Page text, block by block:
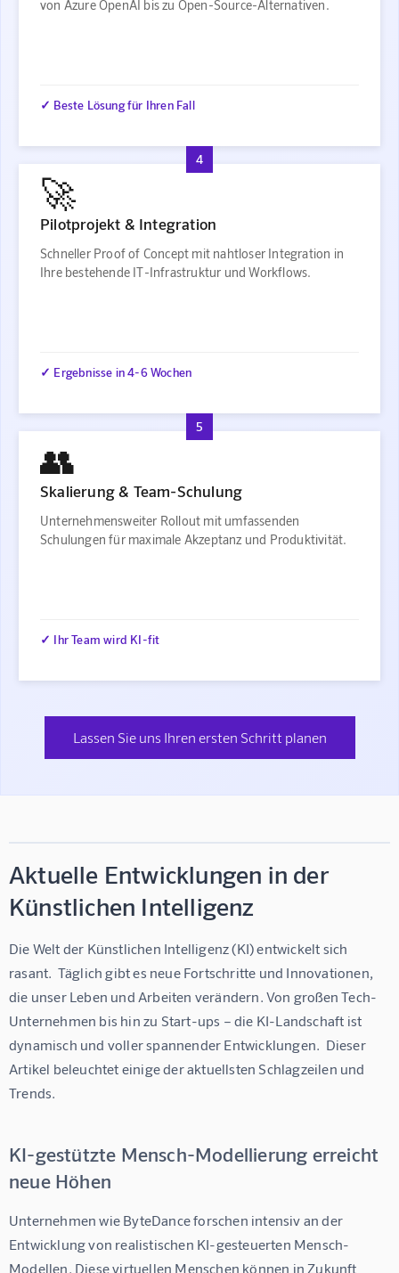
von Azure OpenAI bis zu Open-Source-Alternativen.
✓ Beste Lösung für Ihren Fall
4
🚀
Pilotprojekt & Integration
Schneller Proof of Concept mit nahtloser Integration in
Ihre bestehende IT-Infrastruktur und Workflows.
✓ Ergebnisse in 4-6 Wochen
5
👥
Skalierung & Team-Schulung
Unternehmensweiter Rollout mit umfassenden
Schulungen für maximale Akzeptanz und Produktivität.
✓ Ihr Team wird KI-fit
Lassen Sie uns Ihren ersten Schritt planen
Aktuelle Entwicklungen in der
Künstlichen Intelligenz
Die Welt der Künstlichen Intelligenz (KI) entwickelt sich
rasant.  Täglich gibt es neue Fortschritte und Innovationen,
die unser Leben und Arbeiten verändern. Von großen Tech-
Unternehmen bis hin zu Start-ups – die KI-Landschaft ist
dynamisch und voller spannender Entwicklungen.  Dieser
Artikel beleuchtet einige der aktuellsten Schlagzeilen und
Trends.
KI-gestützte Mensch-Modellierung erreicht
neue Höhen
Unternehmen wie ByteDance forschen intensiv an der
Entwicklung von realistischen KI-gesteuerten Mensch-
Modellen. Diese virtuellen Menschen können in Zukunft